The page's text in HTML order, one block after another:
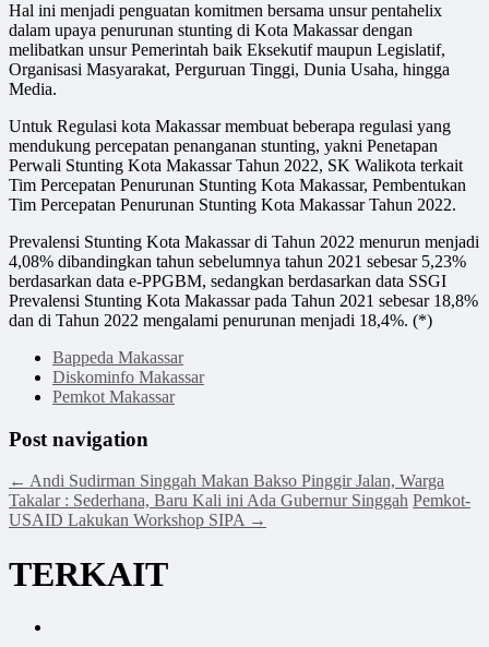
Hal ini menjadi penguatan komitmen bersama unsur pentahelix
dalam upaya penurunan stunting di Kota Makassar dengan
melibatkan unsur Pemerintah baik Eksekutif maupun Legislatif,
Organisasi Masyarakat, Perguruan Tinggi, Dunia Usaha, hingga
Media.
Untuk Regulasi kota Makassar membuat beberapa regulasi yang
mendukung percepatan penanganan stunting, yakni Penetapan
Perwali Stunting Kota Makassar Tahun 2022, SK Walikota terkait
Tim Percepatan Penurunan Stunting Kota Makassar, Pembentukan
Tim Percepatan Penurunan Stunting Kota Makassar Tahun 2022.
Prevalensi Stunting Kota Makassar di Tahun 2022 menurun menjadi
4,08% dibandingkan tahun sebelumnya tahun 2021 sebesar 5,23%
berdasarkan data e-PPGBM, sedangkan berdasarkan data SSGI
Prevalensi Stunting Kota Makassar pada Tahun 2021 sebesar 18,8%
dan di Tahun 2022 mengalami penurunan menjadi 18,4%. (*)
Bappeda Makassar
Diskominfo Makassar
Pemkot Makassar
Post navigation
← Andi Sudirman Singgah Makan Bakso Pinggir Jalan, Warga
Takalar : Sederhana, Baru Kali ini Ada Gubernur Singgah Pemkot-
USAID Lakukan Workshop SIPA →
TERKAIT